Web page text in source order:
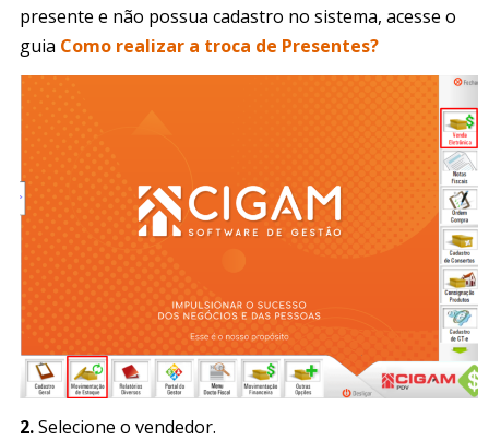
presente e não possua cadastro no sistema, acesse o
guia Como realizar a troca de Presentes?
2.Selecione o vendedor.